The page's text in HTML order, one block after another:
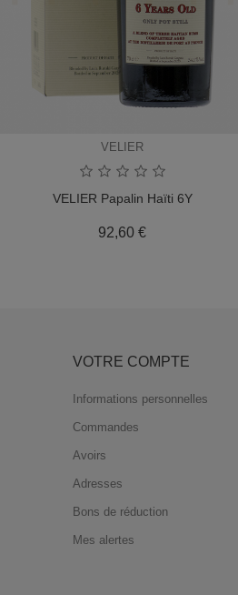
VELIER
VELIER Papalin Haïti 6Y
92,60 €Prix
VOTRE COMPTE
Informations personnelles
Commandes
Avoirs
Adresses
Bons de réduction
Mes alertes